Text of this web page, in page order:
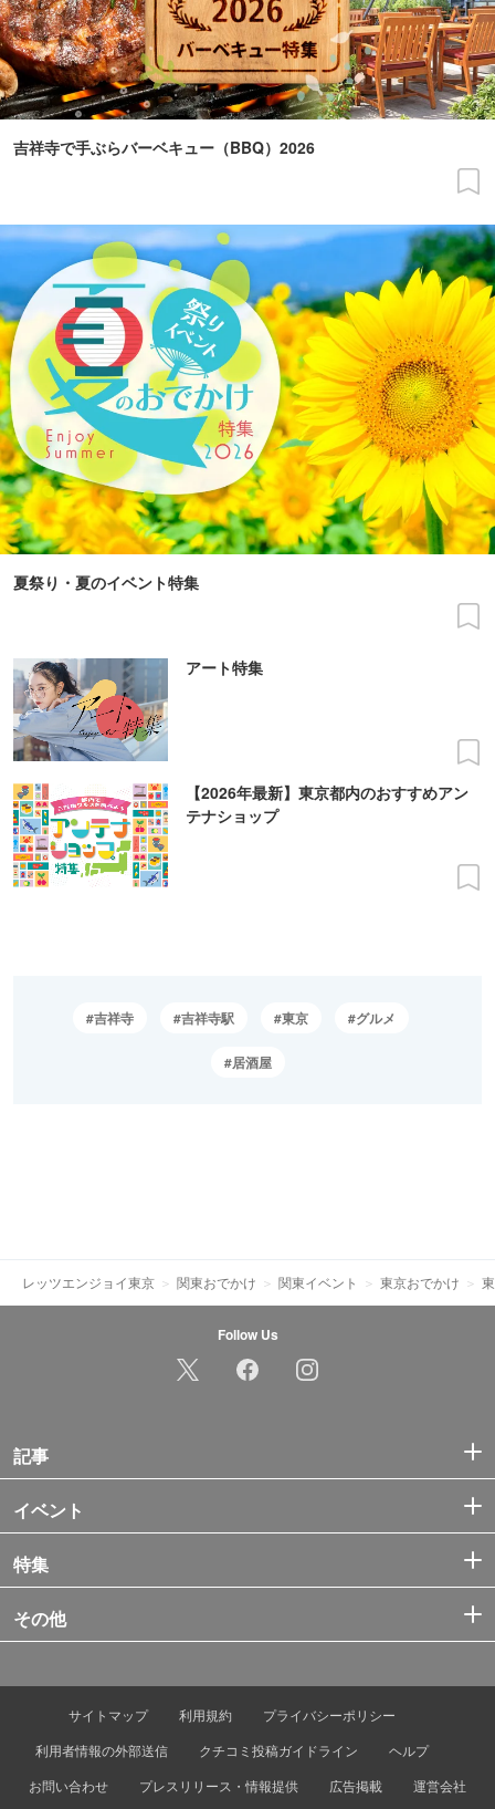
吉祥寺で手ぶらバーベキュー（BBQ）2026
夏祭り・夏のイベント特集
アート特集
【2026年最新】東京都内のおすすめアン
テナショップ
吉祥寺 吉祥寺駅 東京 グルメ
居酒屋
レッツエンジョイ東京 関東おでかけ 関東イベント 東京おでかけ
Follow Us
記事
イベント
特集
その他
サイトマップ 利用規約
プライバシーポリシー
利用者情報の外部送信
クチコミ投稿ガイドライン
ヘルプ
お問い合わせ
プレスリリース・情報提供 広告掲載 運営会社